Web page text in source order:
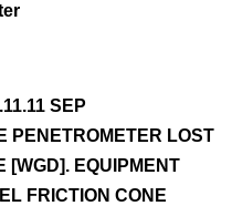
SEP
PENETROMETER LOST
[WGD]. EQUIPMENT
FRICTION CONE